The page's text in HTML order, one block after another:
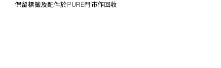
保留標籤及配件於PURE門市作回收